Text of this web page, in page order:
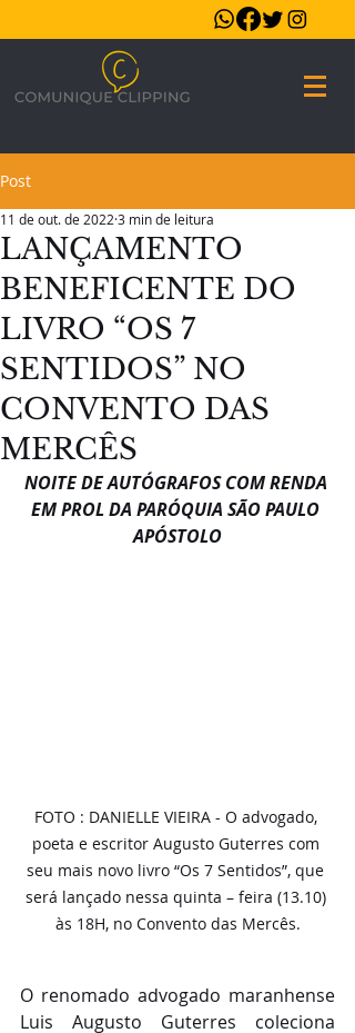
Post
LANÇAMENTO
BENEFICENTE DO
LIVRO “OS 7
SENTIDOS” NO
CONVENTO DAS
MERCÊS
11 de out. de 2022 3 min de leitura
NOITE DE AUTÓGRAFOS COM RENDA
EM PROL DA PARÓQUIA SÃO PAULO
APÓSTOLO
FOTO : DANIELLE VIEIRA - O advogado,
poeta e escritor Augusto Guterres com
seu mais novo livro “Os 7 Sentidos”, que
será lançado nessa quinta – feira (13.10)
às 18H, no Convento das Mercês.
O renomado advogado maranhense
Luis Augusto Guterres coleciona